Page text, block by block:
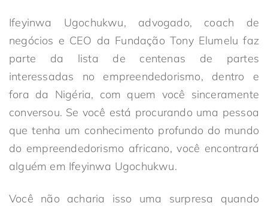
Ifeyinwa Ugochukwu, advogado, coach de
negócios e CEO da Fundação Tony Elumelu faz
parte da lista de centenas de partes
interessadas no empreendedorismo, dentro e
fora da Nigéria, com quem você sinceramente
conversou. Se você está procurando uma pessoa
que tenha um conhecimento profundo do mundo
do empreendedorismo africano, você encontrará
alguém em Ifeyinwa Ugochukwu.
Você não acharia isso uma surpresa quando